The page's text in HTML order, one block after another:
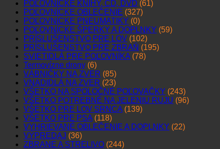
POĽOVNÍCKE KNIHY, CD, DVD (61)
POĽOVNÍCKE OBLEČENIE (327)
POĽOVNÍCKE PNEUMATIKY (0)
POĽOVNÍCKE ŠPERKY A DOPLNKY (59)
PRÍSLUŠENSTVO PRE LOV (102)
PRÍSLUŠENSTVO PRE ZBRAŇ (195)
SVIETIDLÁ PRE POĽOVNÍKA (78)
Termovízne drony (6)
VÁBNIČKY NA ZVER (85)
VNADIDLÁ NA ZVER (23)
VŠETKO NA SPOLOČNÉ POĽOVAČKY (243)
VŠETKO POTREBNÉ NA JELENIU RUJU (96)
VŠETKO PRE LOV SRNCA (139)
VŠETKO PRE PSA (118)
VYHRIEVANÉ OBLEČENIE A DOPLNKY (22)
VÝPREDAJ (36)
ZBRANE A STRELIVO (244)